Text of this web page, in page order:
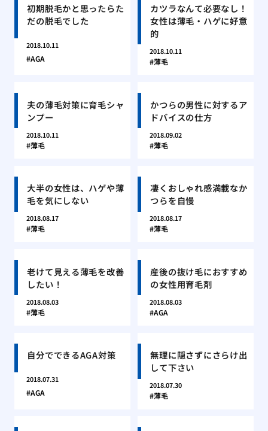
初期脱毛かと思ったらた
だの脱毛でした
2018.10.11
AGA
カツラなんて必要なし！
女性は薄毛・ハゲに好意
的
2018.10.11
薄毛
夫の薄毛対策に育毛シャ
ンプー
2018.10.11
薄毛
かつらの男性に対するア
ドバイスの仕方
2018.09.02
薄毛
大半の女性は、ハゲや薄
毛を気にしない
2018.08.17
薄毛
凄くおしゃれ感満載なか
つらを自慢
2018.08.17
薄毛
老けて見える薄毛を改善
したい！
2018.08.03
薄毛
産後の抜け毛におすすめ
の女性用育毛剤
2018.08.03
AGA
自分でできるAGA対策
2018.07.31
AGA
無理に隠さずにさらけ出
して下さい
2018.07.30
薄毛